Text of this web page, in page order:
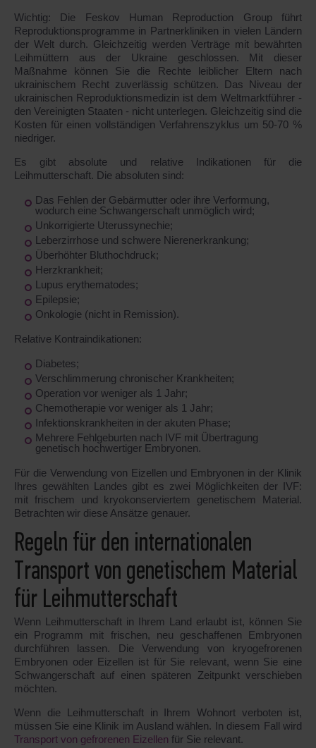
Wichtig: Die Feskov Human Reproduction Group führt
Reproduktionsprogramme in Partnerkliniken in vielen Ländern
der Welt durch. Gleichzeitig werden Verträge mit bewährten
Leihmüttern aus der Ukraine geschlossen. Mit dieser
Maßnahme können Sie die Rechte leiblicher Eltern nach
ukrainischem Recht zuverlässig schützen. Das Niveau der
ukrainischen Reproduktionsmedizin ist dem Weltmarktführer -
den Vereinigten Staaten - nicht unterlegen. Gleichzeitig sind die
Kosten für einen vollständigen Verfahrenszyklus um 50-70 %
niedriger.
Es gibt absolute und relative Indikationen für die
Leihmutterschaft. Die absoluten sind:
Das Fehlen der Gebärmutter oder ihre Verformung,
wodurch eine Schwangerschaft unmöglich wird;
Unkorrigierte Uterussynechie;
Leberzirrhose und schwere Nierenerkrankung;
Überhöhter Bluthochdruck;
Herzkrankheit;
Lupus erythematodes;
Epilepsie;
Onkologie (nicht in Remission).
Relative Kontraindikationen:
Diabetes;
Verschlimmerung chronischer Krankheiten;
Operation vor weniger als 1 Jahr;
Chemotherapie vor weniger als 1 Jahr;
Infektionskrankheiten in der akuten Phase;
Mehrere Fehlgeburten nach IVF mit Übertragung
genetisch hochwertiger Embryonen.
Für die Verwendung von Eizellen und Embryonen in der Klinik
Ihres gewählten Landes gibt es zwei Möglichkeiten der IVF:
mit frischem und kryokonserviertem genetischem Material.
Betrachten wir diese Ansätze genauer.
Regeln für den internationalen
Transport von genetischem Material
für Leihmutterschaft
Wenn Leihmutterschaft in Ihrem Land erlaubt ist, können Sie
ein Programm mit frischen, neu geschaffenen Embryonen
durchführen lassen. Die Verwendung von kryogefrorenen
Embryonen oder Eizellen ist für Sie relevant, wenn Sie eine
Schwangerschaft auf einen späteren Zeitpunkt verschieben
möchten.
Wenn die Leihmutterschaft in Ihrem Wohnort verboten ist,
müssen Sie eine Klinik im Ausland wählen. In diesem Fall wird
Transport von gefrorenen Eizellen für Sie relevant.